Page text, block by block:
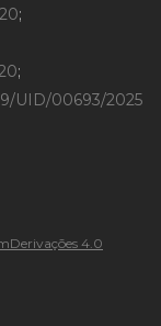
;
;
UID/00693/2025
4.0